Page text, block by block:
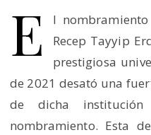
E
l
Recep Tayyip
prestigiosa
de 2021 desató una
de dicha
nombramiento. Esta